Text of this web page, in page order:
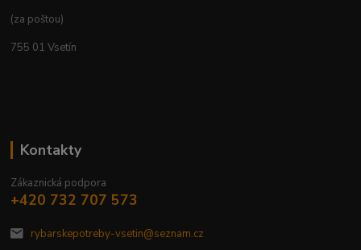
(za poštou)
755 01 Vsetín
Kontakty
Zákaznická podpora
+420 732 707 573
rybarskepotreby-vsetin@seznam.cz